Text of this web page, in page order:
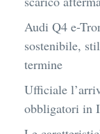
Audi Q4 e-
sostenibile,
termine
Ufficiale
obbligatori in